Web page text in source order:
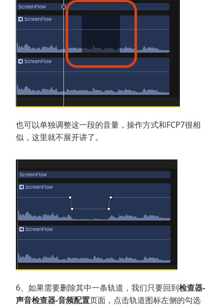
也可以单独调整这一段的音量，操作方式和FCP7很相
似，这里就不展开讲了。
6、如果需要删除其中一条轨道，我们只要回到检查器-
声音检查器-音频配置页面，点击轨道图标左侧的勾选